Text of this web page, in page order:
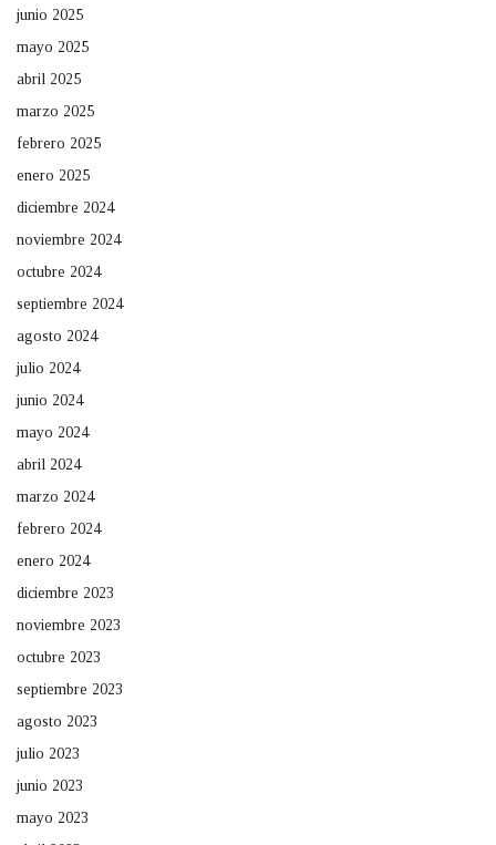
junio 2025
mayo 2025
abril 2025
marzo 2025
febrero 2025
enero 2025
diciembre 2024
noviembre 2024
octubre 2024
septiembre 2024
agosto 2024
julio 2024
junio 2024
mayo 2024
abril 2024
marzo 2024
febrero 2024
enero 2024
diciembre 2023
noviembre 2023
octubre 2023
septiembre 2023
agosto 2023
julio 2023
junio 2023
mayo 2023